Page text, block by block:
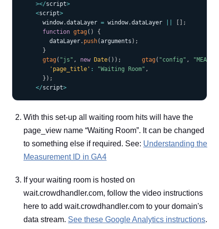
></script>
<script>
      window
.dataLayer = window.dataLayer
;
function gtag( )
{
        dataLayer
. push(arguments ) ;
}
gtag( "js" , new Date( ) ) ; gtag( "config" ,
'page_title' : "Waiting Room" ,
} ) ;
</script>
With this set-up all waiting room hits will have the
page_view name “Waiting Room”. It can be changed
to something else if required. See: Understanding the
Measurement ID in GA4
If your waiting room is hosted on
wait.crowdhandler.com, follow the video instructions
here to add wait.crowdhandler.com to your domain's
data stream. See these Google Analytics instructions.